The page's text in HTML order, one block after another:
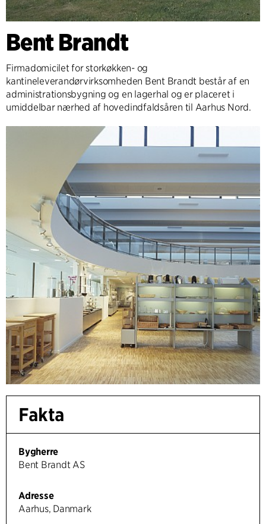
Bent Brandt
Firmadomicilet for storkøkken- og
kantineleverandørvirksomheden Bent Brandt består af en
administrationsbygning og en lagerhal og er placeret i
umiddelbar nærhed af hovedindfaldsåren til Aarhus Nord.
Fakta
Bygherre
Bent Brandt AS
Adresse
Aarhus, Danmark